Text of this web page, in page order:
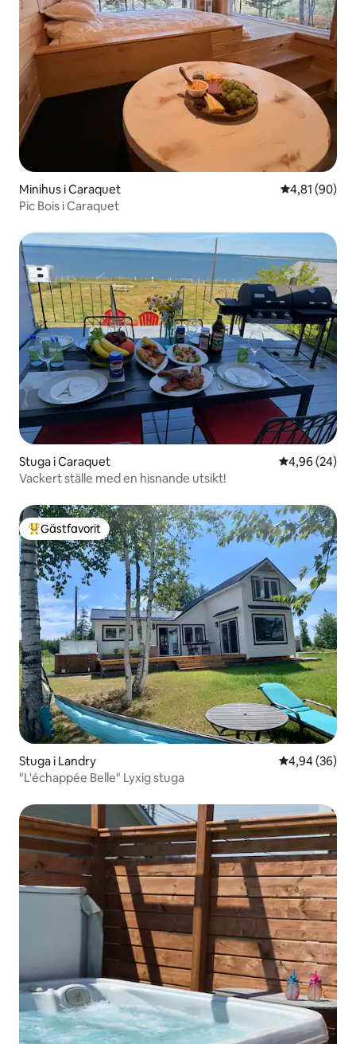
Minihus i Caraquet 4,81 av 5 i
4,81 (90)
Pic Bois i Caraquet
Stuga i Caraquet 4,96 av 5 i
4,96 (24)
Vackert ställe med en hisnande utsikt!
Populär gästfavorit
Gästfavorit
Stuga i Landry 4,94 av 5 i
4,94 (36)
"L'échappée Belle" Lyxig stuga